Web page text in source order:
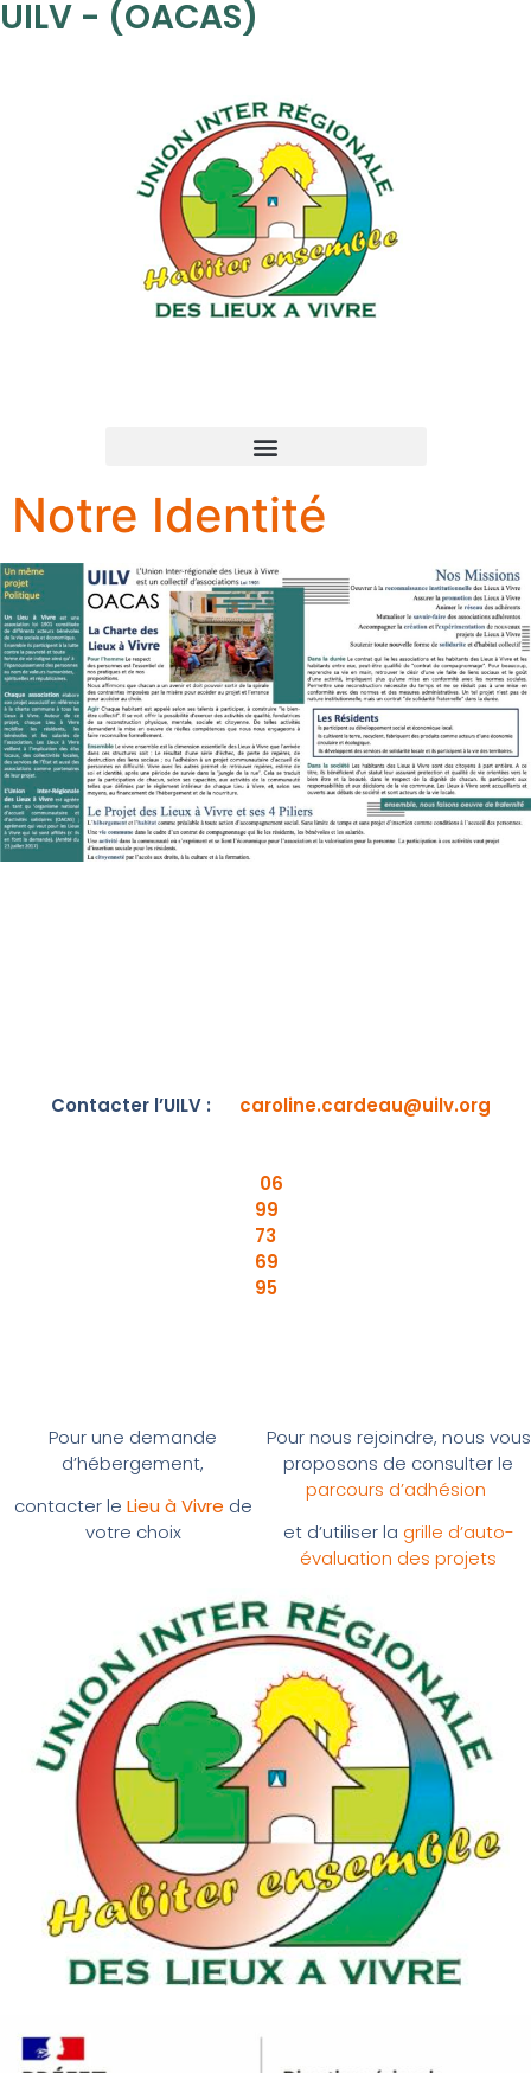
UILV - (OACAS)
Notre Identité
Contacter l’UILV : caroline.cardeau@uilv.org
06
99
73
69
95
Pour une demande
d’hébergement,
contacter le Lieu à Vivre de
votre choix
Pour nous rejoindre, nous vous
proposons de consulter le
parcours d’adhésion
et d’utiliser la grille d’auto-
évaluation des projets